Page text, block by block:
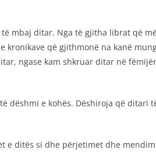
mbaj ditar. Nga të gjitha librat që
që gjithmonë na kanë
ngase kam shkruar ditar në
e kohës. Dëshiroja që ditari
e ditës si dhe përjetimet dhe